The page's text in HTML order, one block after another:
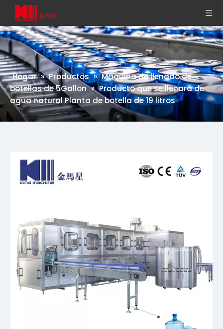
Hogar » Productos » Máquina de llenado de
botellas de 5Gallon » Producto que se llenará de
agua natural Planta de botella de 19 litros